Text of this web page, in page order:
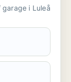
i Luleå